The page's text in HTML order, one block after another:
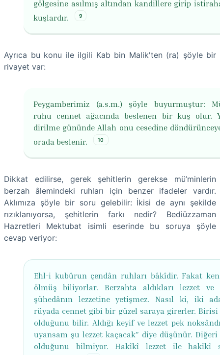
gölgesine asılmış altından kandillere girip
kuşlardır.
9
Ayrıca bu konu ile ilgili Kab bin Malik'ten (ra) şöyle bir
rivayet var:
Peygamberimiz (a.s.m.) şöyle buyurmuştur:
ruhu cennet ağacında beslenen bir kuş olur.
dirilme gününde Allah onu cesedine
orada beslenir.
10
Dikkat edilirse, gerek şehitlerin gerekse mü’minlerin
berzah âlemindeki ruhları için benzer ifadeler vardır.
Aklımıza şöyle bir soru gelebilir: İkisi de aynı şekilde
rızıklanıyorsa, şehitlerin farkı nedir? Bediüzzaman
Hazretleri Mektubat isimli eserinde bu soruya şöyle
cevap veriyor:
Ehl-i kubûrun çendân ruhları bâkîdir. Fakat
ölmüş biliyorlar. Berzahta aldıkları lezzet ve
şühedânın lezzetine yetişmez. Nasıl ki, iki
rüyada cennet gibi bir güzel saraya girerler. Birisi
olduğunu bilir. Aldığı keyif ve lezzet pek
uyansam şu lezzet kaçacak” diye düşünür.
olduğunu bilmiyor. Hakîkî lezzet ile hakîkî